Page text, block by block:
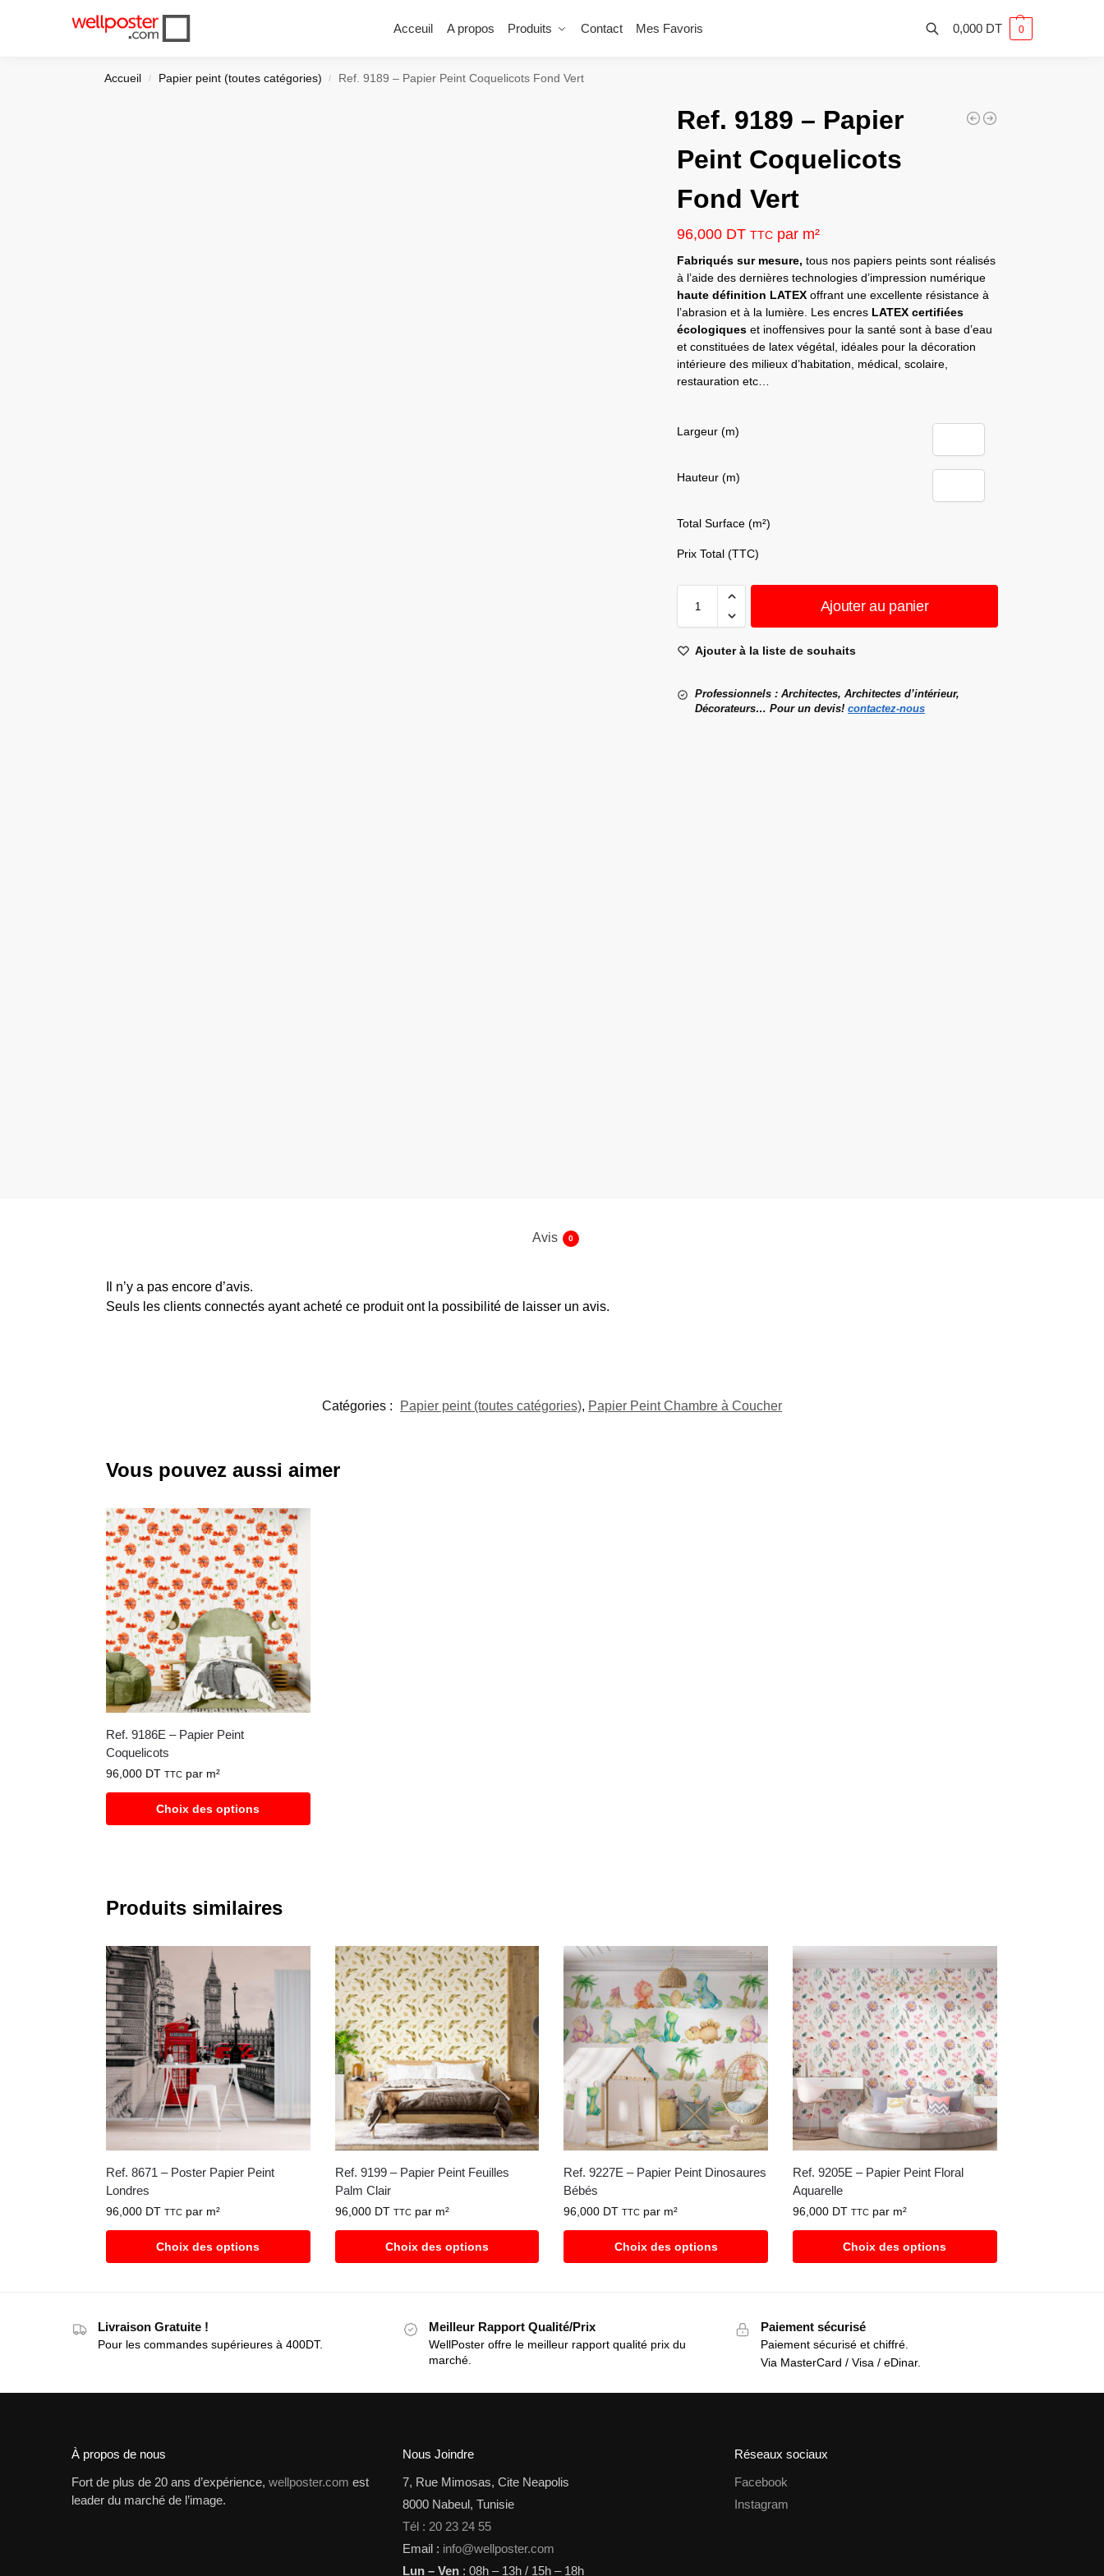
Acceuil A propos Produits Contact Mes Favoris
Récemment ajouté 0,000 DT 0
Accueil / Papier peint (toutes catégories) / Ref. 9189 – Papier Peint Coquelicots Fond Vert
Ref. 9189 – Papier
Peint Coquelicots
Fond Vert
96,000 DT TTC par m²
Fabriqués sur mesure,tous nos papiers peints sont réalisés
à l’aide des dernières technologies d’impression numérique
haute définition LATEXoffrant une excellente résistance à
l’abrasion et à la lumière. Les encres LATEX certifiées
écologiques et inoffensives pour la santé sont à base d’eau
et constituées de latex végétal, idéales pour la décoration
intérieure des milieux d’habitation, médical, scolaire,
restauration etc…
Largeur (m)
Hauteur (m)
Total Surface (m²)
Prix Total (TTC)
Ajouter au panier
Ajouter à la liste de souhaits
Professionnels : Architectes, Architectes d’intérieur,
Décorateurs… Pour un devis!contactez-nous
Avis 0
Il n’y a pas encore d’avis.
Seuls les clients connectés ayant acheté ce produit ont la possibilité de laisser un avis.
Catégories : Papier peint (toutes catégories), Papier Peint Chambre à Coucher
Vous pouvez aussi aimer
Ref. 9186E – Papier Peint
Coquelicots
96,000 DT TTCpar m²
Choix des options
Produits similaires
Ref. 8671 – Poster Papier Peint
Londres
96,000 DT TTCpar m²
Choix des options
Ref. 9199 – Papier Peint Feuilles
Palm Clair
96,000 DT TTCpar m²
Choix des options
Ref. 9227E – Papier Peint Dinosaures
Bébés
96,000 DT TTC par m²
Choix des options
Ref. 9205E – Papier Peint Floral
Aquarelle
96,000 DT TTC par m²
Choix des options
Livraison Gratuite !
Pour les commandes supérieures à 400DT.
Meilleur Rapport Qualité/Prix
WellPoster offre le meilleur rapport qualité prix du
marché.
Paiement sécurisé
Paiement sécurisé et chiffré.
Via MasterCard / Visa / eDinar.
À propos de nous
Fort de plus de 20 ans d’expérience, wellposter.com est
leader du marché de l’image.
Nous Joindre
7, Rue Mimosas, Cite Neapolis
8000 Nabeul, Tunisie
Tél : 20 23 24 55
Email : info@wellposter.com
Lun – Ven : 08h – 13h / 15h – 18h
Réseaux sociaux
Facebook
Instagram